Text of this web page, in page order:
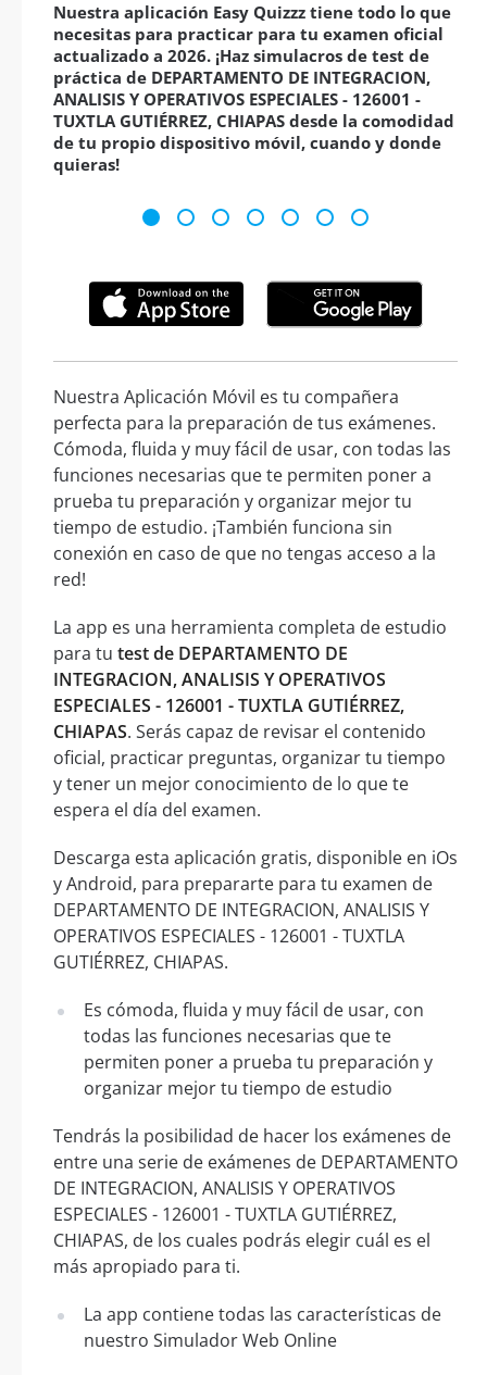
Nuestra aplicación Easy Quizzz tiene todo lo que
necesitas para practicar para tu examen oficial
actualizado a 2026. ¡Haz simulacros de test de
práctica de DEPARTAMENTO DE INTEGRACION,
ANALISIS Y OPERATIVOS ESPECIALES - 126001 -
TUXTLA GUTIÉRREZ, CHIAPAS desde la comodidad
de tu propio dispositivo móvil, cuando y donde
quieras!
Nuestra Aplicación Móvil es tu compañera
perfecta para la preparación de tus exámenes.
Cómoda, fluida y muy fácil de usar, con todas las
funciones necesarias que te permiten poner a
prueba tu preparación y organizar mejor tu
tiempo de estudio. ¡También funciona sin
conexión en caso de que no tengas acceso a la
red!
La app es una herramienta completa de estudio
para tu test de DEPARTAMENTO DE
INTEGRACION, ANALISIS Y OPERATIVOS
ESPECIALES - 126001 - TUXTLA GUTIÉRREZ,
CHIAPAS. Serás capaz de revisar el contenido
oficial, practicar preguntas, organizar tu tiempo
y tener un mejor conocimiento de lo que te
espera el día del examen.
Descarga esta aplicación gratis, disponible en iOs
y Android, para prepararte para tu examen de
DEPARTAMENTO DE INTEGRACION, ANALISIS Y
OPERATIVOS ESPECIALES - 126001 - TUXTLA
GUTIÉRREZ, CHIAPAS.
Es cómoda, fluida y muy fácil de usar, con
todas las funciones necesarias que te
permiten poner a prueba tu preparación y
organizar mejor tu tiempo de estudio
Tendrás la posibilidad de hacer los exámenes de
entre una serie de exámenes de DEPARTAMENTO
DE INTEGRACION, ANALISIS Y OPERATIVOS
ESPECIALES - 126001 - TUXTLA GUTIÉRREZ,
CHIAPAS, de los cuales podrás elegir cuál es el
más apropiado para ti.
La app contiene todas las características de
nuestro Simulador Web Online